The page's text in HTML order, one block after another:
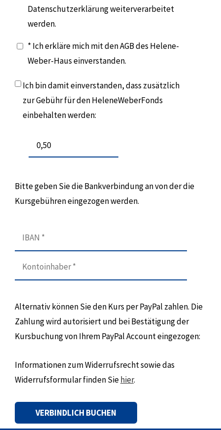
Datenschutzerklärung weiterverarbeitet
werden.
* Ich erkläre mich mit den AGB des Helene-
Weber-Haus einverstanden.
Ich bin damit einverstanden, dass zusätzlich
zur Gebühr für den HeleneWeberFonds
einbehalten werden:
Bitte geben Sie die Bankverbindung an von der die
Kursgebühren eingezogen werden.
Alternativ können Sie den Kurs per PayPal zahlen. Die
Zahlung wird autorisiert und bei Bestätigung der
Kursbuchung von Ihrem PayPal Account eingezogen:
Informationen zum Widerrufsrecht sowie das
Widerrufsformular finden Siehier.